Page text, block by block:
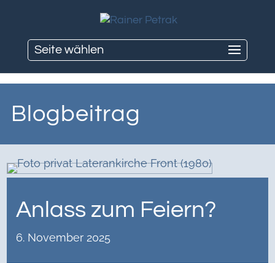
Seite wählen
Blogbeitrag
Anlass zum Feiern?
6. November 2025